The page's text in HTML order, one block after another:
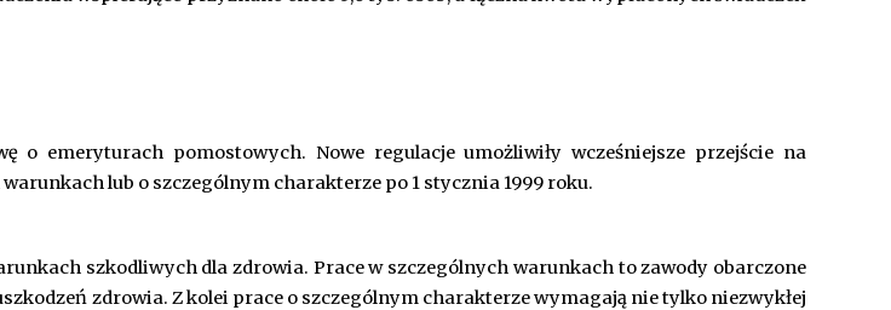
o emeryturach pomostowych. Nowe regulacje umożliwiły wcześniejsze przejście na
lub o szczególnym charakterze po 1 stycznia 1999 roku.
szkodliwych dla zdrowia. Prace w szczególnych warunkach to zawody obarczone
zdrowia. Z kolei prace o szczególnym charakterze wymagają nie tylko niezwykłej